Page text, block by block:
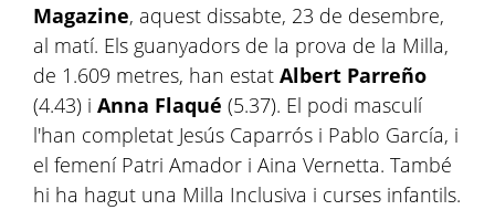
Magazine, aquest dissabte, 23 de desembre,
al matí. Els guanyadors de la prova de la Milla,
de 1.609 metres, han estat Albert Parreño
(4.43) i Anna Flaqué (5.37). El podi masculí
l'han completat Jesús Caparrós i Pablo García, i
el femení Patri Amador i Aina Vernetta. També
hi ha hagut una Milla Inclusiva i curses infantils.